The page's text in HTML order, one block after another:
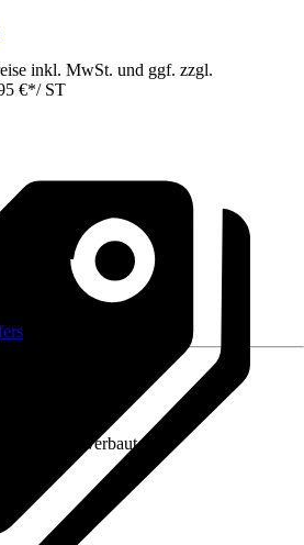
inkl. MwSt. und ggf. zzgl.
€*/ ST
LED fest verbaut